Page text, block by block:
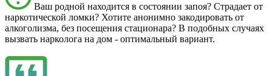
Ваш родной находится в состоянии запоя? Страдает от
наркотической ломки? Хотите анонимно закодировать от
алкоголизма, без посещения стационара? В подобных случаях
вызвать нарколога на дом - оптимальный вариант.